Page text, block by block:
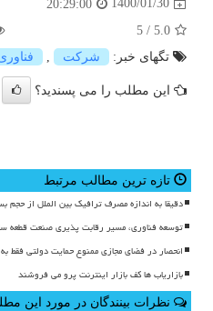
1400/01/30
20:29:00
5.0
/
5
تگهای خبر:
شركت ,
این مطلب را می پسندید؟
تازه ترین مطالب مرتبط
دقیقا به اندازه مصرف ترافیک بین الملل از
توسعه فناوری، مسیر رقابت پذیری صنعت قطعه
انحصار در فضای مجازی ممنوع حمایت دولتی فقط
بازاریاب ها کف بازار اینترنت پرو می فروشند
نظرات بینندگان در مورد این